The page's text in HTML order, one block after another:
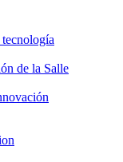
de la Salle